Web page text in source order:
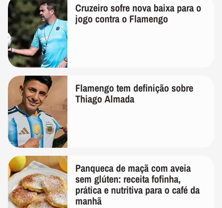
Cruzeiro sofre nova baixa para o
jogo contra o Flamengo
Flamengo tem definição sobre
Thiago Almada
Panqueca de maçã com aveia
sem glúten: receita fofinha,
prática e nutritiva para o café da
manhã